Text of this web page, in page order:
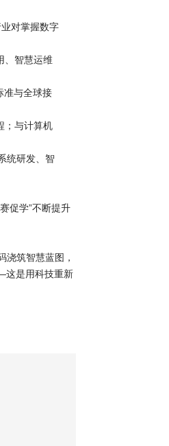
对掌握数字
、智慧运维
准与全球接
；与计算机
统研发、智
促学”不断提升
浇筑智慧蓝图，
这是用科技重新